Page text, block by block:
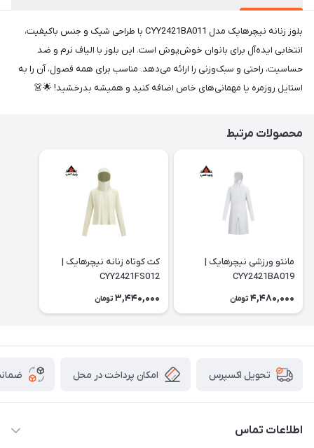
بلوز زنانه نیچرهایک مدل CYY2421BA011 با طراحی شیک و جنس باکیفیت،
انتخابی ایده‌آل برای بانوان خوش‌پوش است. این بلوز با الیاف نرم و ضد
حساسیت، راحتی و سبک‌وزنی را ارائه می‌دهد. مناسب برای همه فصول، آن را به
استایل روزمره یا مهمانی‌های خاص اضافه کنید و همیشه بدرخشید! 🌟👗
محصولات مرتبط
مانتو ورزشی نیچرهایک |
CYY2421BA019
4,480,000 تومان
کت کوتاه زنانه نیچرهایک |
CYY2421FS012
3,440,000 تومان
تحویل اکسپرس امکان پرداخت در محل
اطلاعات تماس